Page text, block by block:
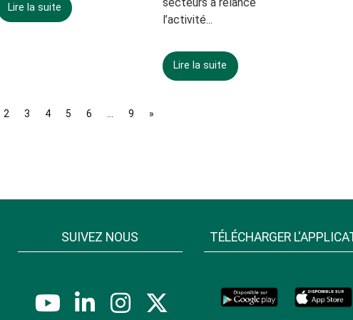
Lire la suite
l’activité...
Lire la suite
2 3 4 5 6 9 »
SUIVEZ NOUS TÉLÉCHARGER